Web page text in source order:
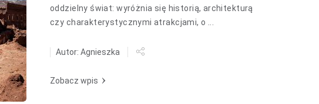
oddzielny świat: wyróżnia się historią, architekturą
czy charakterystycznymi atrakcjami, o ...
Autor: Agnieszka
Zobacz wpis